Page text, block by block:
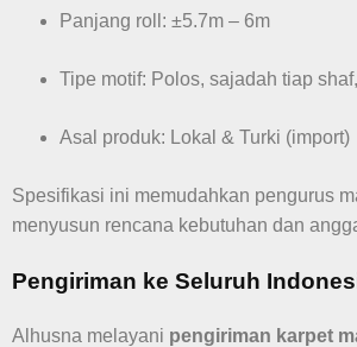
Panjang roll: ±5.7m – 6m
Tipe motif: Polos, sajadah tiap
Asal produk: Lokal & Turki (import)
Spesifikasi ini memudahkan pengurus
menyusun rencana kebutuhan dan
Pengiriman ke Seluruh
Alhusna melayani pengiriman karpet